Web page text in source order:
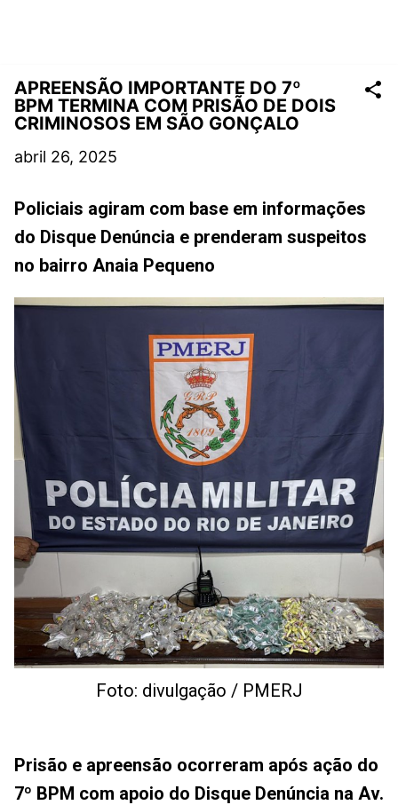
APREENSÃO IMPORTANTE DO 7º
BPM TERMINA COM PRISÃO DE DOIS
CRIMINOSOS EM SÃO GONÇALO
abril 26, 2025
Policiais agiram com base em informações
do Disque Denúncia e prenderam suspeitos
no bairro Anaia Pequeno
Foto: divulgação / PMERJ
Prisão e apreensão ocorreram após ação do
7º BPM com apoio do Disque Denúncia na Av.